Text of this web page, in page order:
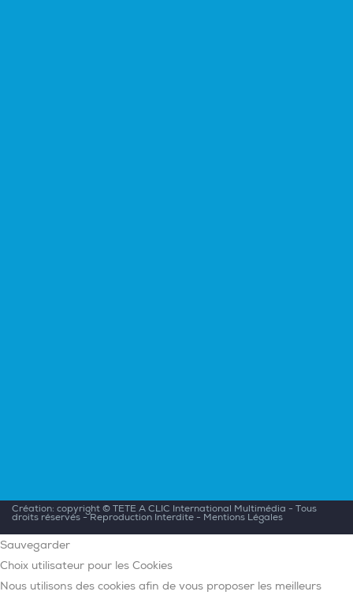
Création: copyright ©TETE A CLIC International Multimédia - Tous
droits réservés - Reproduction Interdite - Mentions Légales
Sauvegarder
Choix utilisateur pour les Cookies
Nous utilisons des cookies afin de vous proposer les meilleurs